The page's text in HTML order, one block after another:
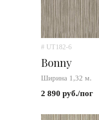
# UT182-6
Bonny
Ширина 1,32 м.
2 890 руб./пог